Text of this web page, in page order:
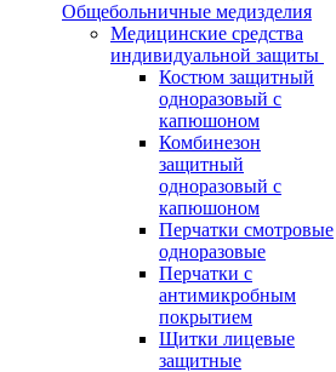
Общебольничные медизделия
Медицинские средства
индивидуальной защиты
Костюм защитный
одноразовый с
капюшоном
Комбинезон
защитный
одноразовый с
капюшоном
Перчатки смотровые
одноразовые
Перчатки с
антимикробным
покрытием
Щитки лицевые
защитные